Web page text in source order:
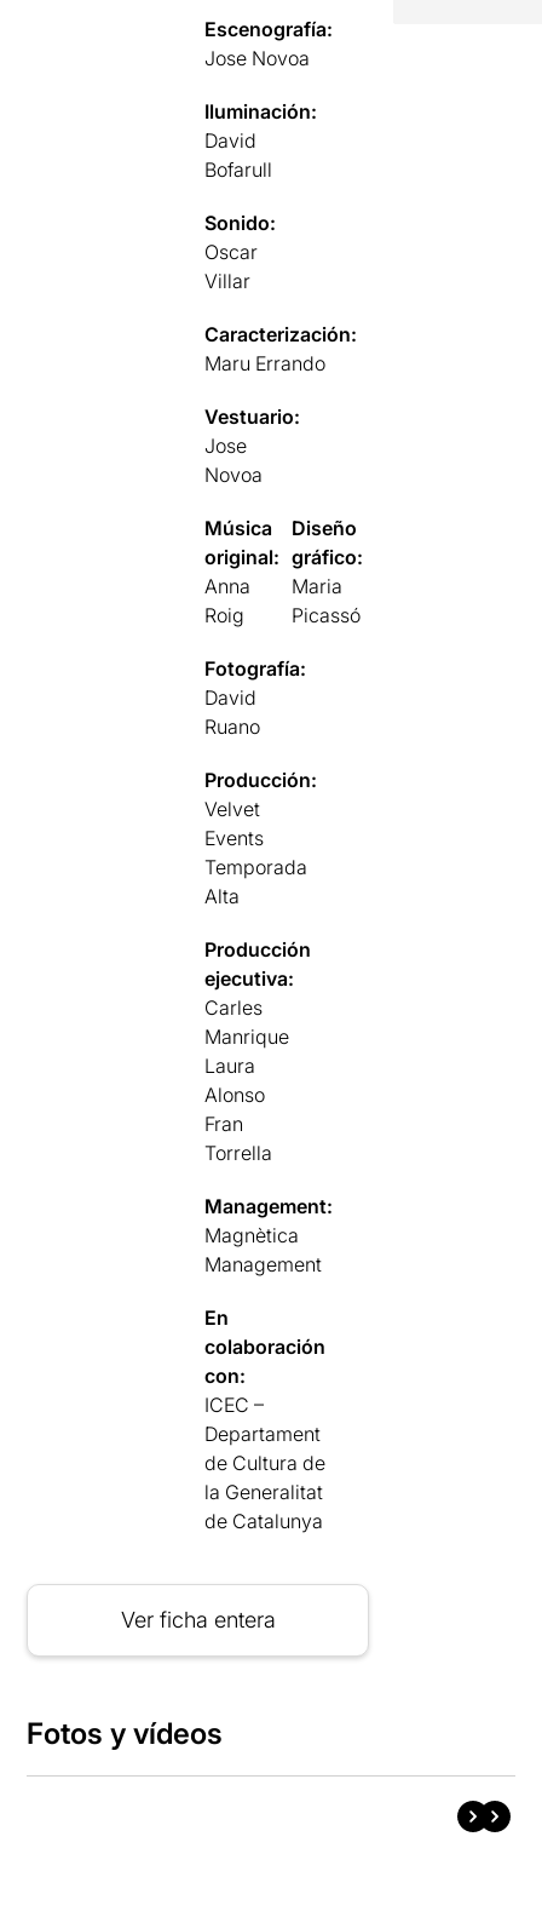
Escenografía:
Jose Novoa
Iluminación:
David
Bofarull
Sonido:
Oscar
Villar
Caracterización:
Maru Errando
Vestuario:
Jose
Novoa
Música
original:
Anna
Roig
Diseño
gráfico:
Maria
Picassó
Fotografía:
David
Ruano
Producción:
Velvet
Events
Temporada
Alta
Producción
ejecutiva:
Carles
Manrique
Laura
Alonso
Fran
Torrella
Management:
Magnètica
Management
En
colaboración
con:
ICEC –
Departament
de Cultura de
la Generalitat
de Catalunya
Ver ficha entera
Fotos y vídeos